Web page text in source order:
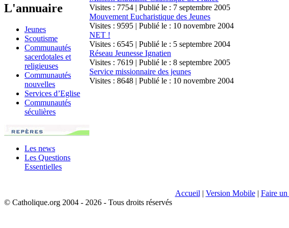
L'annuaire
Jeunes
Scoutisme
Communautés
sacerdotales et
religieuses
Communautés
nouvelles
Services d’Eglise
Communautés
séculières
Les news
Les Questions
Essentielles
Visites : 7754 | Publié le : 7 septembre 2005
Mouvement Eucharistique des Jeunes
Visites : 9595 | Publié le : 10 novembre 2004
NET !
Visites : 6545 | Publié le : 5 septembre 2004
Réseau Jeunesse Ignatien
Visites : 7619 | Publié le : 8 septembre 2005
Service missionnaire des jeunes
Visites : 8648 | Publié le : 10 novembre 2004
Accueil | Version Mobile| Faire un
© Catholique.org 2004 - 2026 - Tous droits réservés